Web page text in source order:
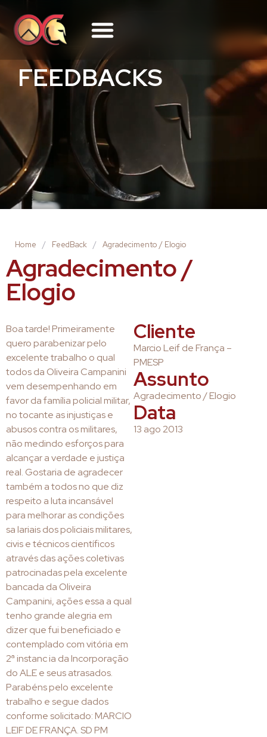
FEEDBACKS
Home / FeedBack / Agradecimento / Elogio
Agradecimento /
Elogio
Boa tarde! Primeiramente
quero parabenizar pelo
excelente trabalho o qual
todos da Oliveira Campanini
vem desempenhando em
favor da família policial militar,
no tocante as injustiças e
abusos contra os militares,
não medindo esforços para
alcançar a verdade e justiça
real. Gostaria de agradecer
também a todos no que diz
respeito a luta incansável
para melhorar as condições
sa lariais dos policiais militares,
civis e técnicos científicos
através das ações coletivas
patrocinadas pela excelente
bancada da Oliveira
Campanini, ações essa a qual
tenho grande alegria em
dizer que fui beneficiado e
contemplado com vitória em
2ª instanc ia da Incorporação
do ALE e seus atrasados.
Parabéns pelo excelente
trabalho e segue dados
conforme solicitado: MARCIO
LEIF DE FRANÇA. SD PM
Cliente
Marcio Leif de França –
PMESP
Assunto
Agradecimento / Elogio
Data
13 ago 2013